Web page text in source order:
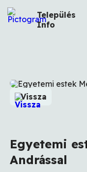
Település
Info
Vissza
Egyetemi
Andrással